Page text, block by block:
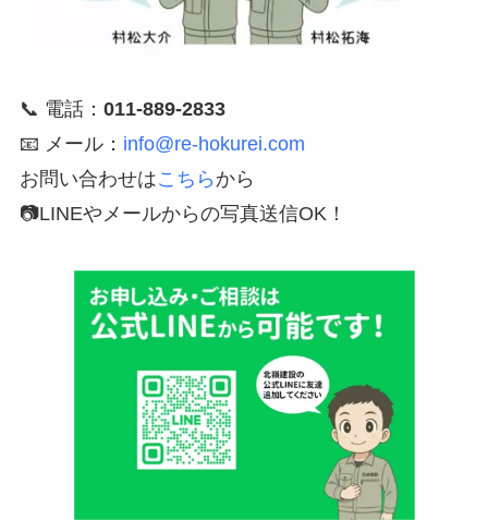
📞 電話： 011-889-2833
📧 メール： info@re-hokurei.com
お問い合わせはこちら から
📷LINEやメールからの写真送信OK！